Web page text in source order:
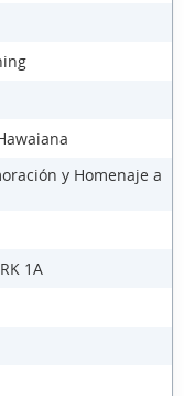
y Homenaje a
1A